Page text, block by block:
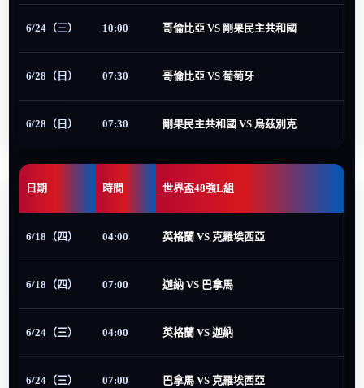
6/24（三） 10:00 哥倫比亞 VS 剛果民主共和國
6/28（日） 07:30 哥倫比亞 VS 葡萄牙
6/28（日） 07:30 剛果民主共和國 VS 烏茲別克
日期 時間 世界盃48強L組
6/18（四） 04:00 英格蘭 VS 克羅埃西亞
6/18（四） 07:00 迦納 VS 巴拿馬
6/24（三） 04:00 英格蘭 VS 迦納
6/24（三） 07:00 巴拿馬 VS 克羅埃西亞